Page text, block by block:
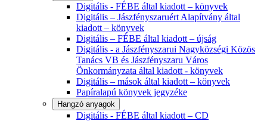
Digitális - FÉBE által kiadott – könyvek
Digitális – Jászfényszaruért Alapítvány által
kiadott – könyvek
Digitális – FÉBE által kiadott – újság
Digitális - a Jászfényszarui Nagyközségi Közös
Tanács VB és Jászfényszaru Város
Önkormányzata által kiadott - könyvek
Digitális – mások által kiadott – könyvek
Papíralapú könyvek jegyzéke
Hangzó anyagok
Digitális - FÉBE által kiadott – CD